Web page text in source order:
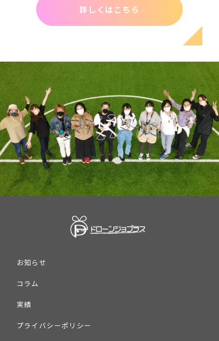
詳しくはこちら
お知らせ
コラム
実績
プライバシーポリシー